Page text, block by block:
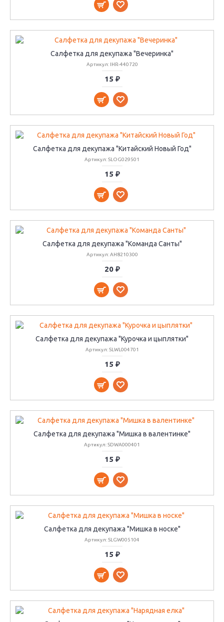
Салфетка для декупажа "Вечеринка"
Артикул: IHR-440720
15 ₽
Салфетка для декупажа "Китайский Новый Год"
Артикул: SLOG029501
15 ₽
Салфетка для декупажа "Команда Санты"
Артикул: AH8210300
20 ₽
Салфетка для декупажа "Курочка и цыплятки"
Артикул: SLWL004701
15 ₽
Салфетка для декупажа "Мишка в валентинке"
Артикул: SDWA000401
15 ₽
Салфетка для декупажа "Мишка в носке"
Артикул: SLGW005104
15 ₽